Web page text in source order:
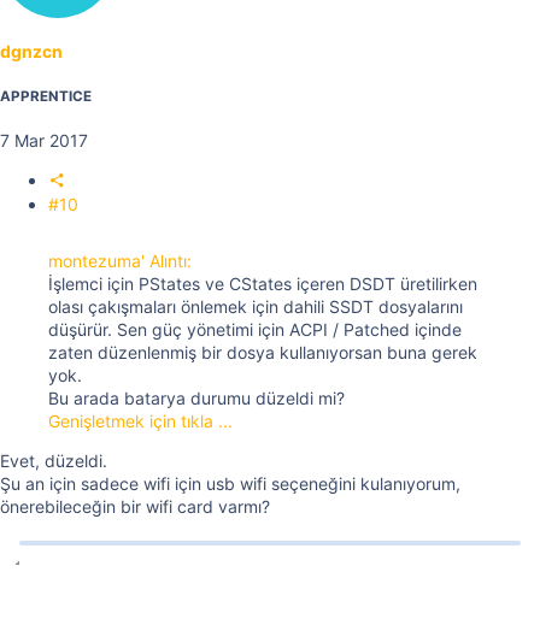
dgnzcn
APPRENTICE
7 Mar 2017
#10
montezuma' Alıntı:
İşlemci için PStates ve CStates içeren DSDT üretilirken
olası çakışmaları önlemek için dahili SSDT dosyalarını
düşürür. Sen güç yönetimi için ACPI / Patched içinde
zaten düzenlenmiş bir dosya kullanıyorsan buna gerek
yok.
Bu arada batarya durumu düzeldi mi?
Genişletmek için tıkla ...
Evet, düzeldi.
Şu an için sadece wifi için usb wifi seçeneğini kulanıyorum,
önerebileceğin bir wifi card varmı?